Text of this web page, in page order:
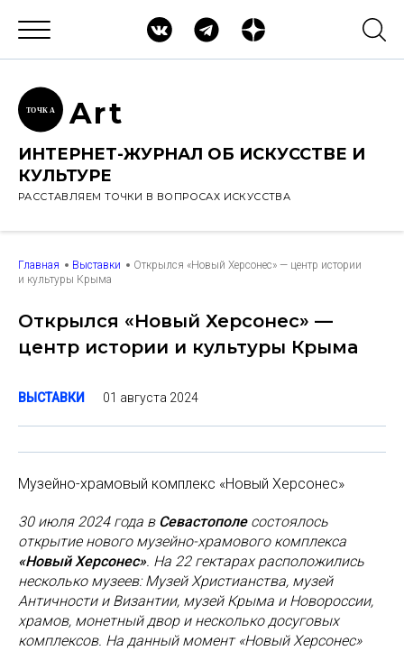
ТОЧК А Art
ИНТЕРНЕТ-ЖУРНАЛ ОБ ИСКУССТВЕ И
КУЛЬТУРЕ
РАССТАВЛЯЕМ ТОЧКИ В ВОПРОСАХ ИСКУССТВА
Главная Выставки
Открылся «Новый Херсонес» — центр истории
и культуры Крыма
Открылся «Новый Херсонес» —
центр истории и культуры Крыма
ВЫСТАВКИ 01 августа 2024
Музейно-храмовый комплекс «Новый Херсонес»
30 июля 2024 года в Севастополе состоялось
открытие нового музейно-храмового комплекса
«Новый Херсонес». На 22 гектарах расположились
несколько музеев: Музей Христианства, музей
Античности и Византии, музей Крыма и Новороссии,
храмов, монетный двор и несколько досуговых
комплексов. На данный момент «Новый Херсонес»